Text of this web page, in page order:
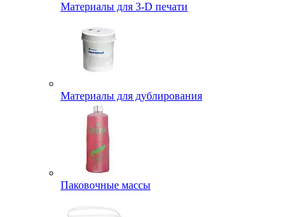
Материалы для 3-D печати
Материалы для дублирования
Паковочные массы